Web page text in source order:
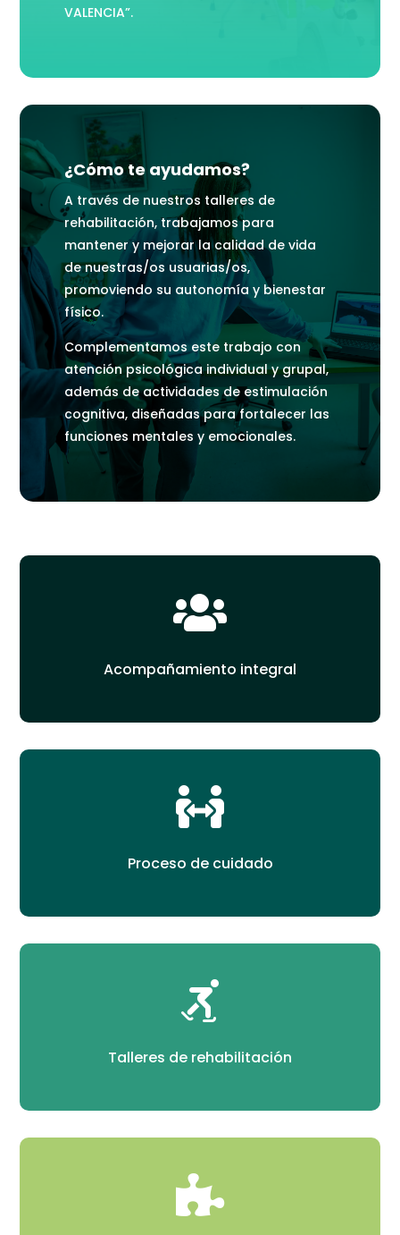
VALENCIA”.
¿Cómo te ayudamos?
A través de nuestros talleres de
rehabilitación, trabajamos para
mantener y mejorar la calidad de vida
de nuestras/os usuarias/os,
promoviendo su autonomía y bienestar
físico.
Complementamos este trabajo con
atención psicológica individual y grupal,
además de actividades de estimulación
cognitiva, diseñadas para fortalecer las
funciones mentales y emocionales.

Acompañamiento integral

Proceso de cuidado

Talleres de rehabilitación
